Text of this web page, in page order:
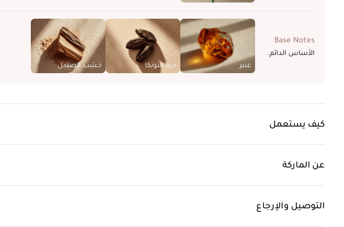
Base Notes
الأساس الدائم.
عنبر
حبة التونكا خشب الصندل
كيف يستعمل
عن الماركة
التوصيل والإرجاع